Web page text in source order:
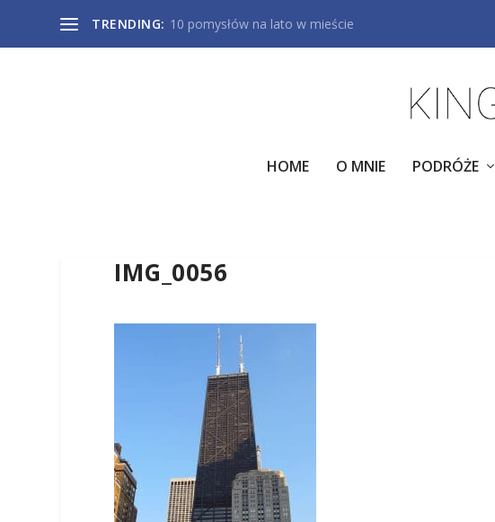
TRENDING: 10 pomysłów na lato w mieście
HOME O MNIE PODRÓŻE
IMG_0056